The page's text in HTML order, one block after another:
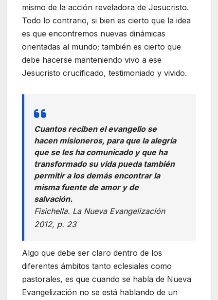
mismo de la acción reveladora de Jesucristo.
Todo lo contrario, si bien es cierto que la idea
es que encontremos nuevas dinámicas
orientadas al mundo; también es cierto que
debe hacerse manteniendo vivo a ese
Jesucristo crucificado, testimoniado y vivido.
Cuantos reciben el evangelio se
hacen misioneros, para que la alegría
que se les ha comunicado y que ha
transformado su vida pueda también
permitir a los demás encontrar la
misma fuente de amor y de
salvación.
Fisichella. La Nueva Evangelización
2012, p. 23
Algo que debe ser claro dentro de los
diferentes ámbitos tanto eclesiales como
pastorales, es que cuando se habla de Nueva
Evangelización no se está hablando de un